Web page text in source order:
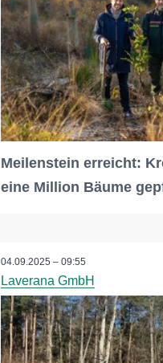
Meilenstein erreicht:
eine Million Bäume
04.09.2025 – 09:55
Laverana GmbH